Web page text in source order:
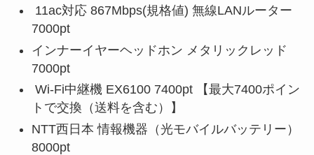
11ac対応 867Mbps(規格値) 無線LANルーター
7000pt
インナーイヤーヘッドホン メタリックレッド
7000pt
Wi-Fi中継機 EX6100 7400pt 【最大7400ポイン
トで交換（送料を含む）】
NTT西日本 情報機器（光モバイルバッテリー）
8000pt